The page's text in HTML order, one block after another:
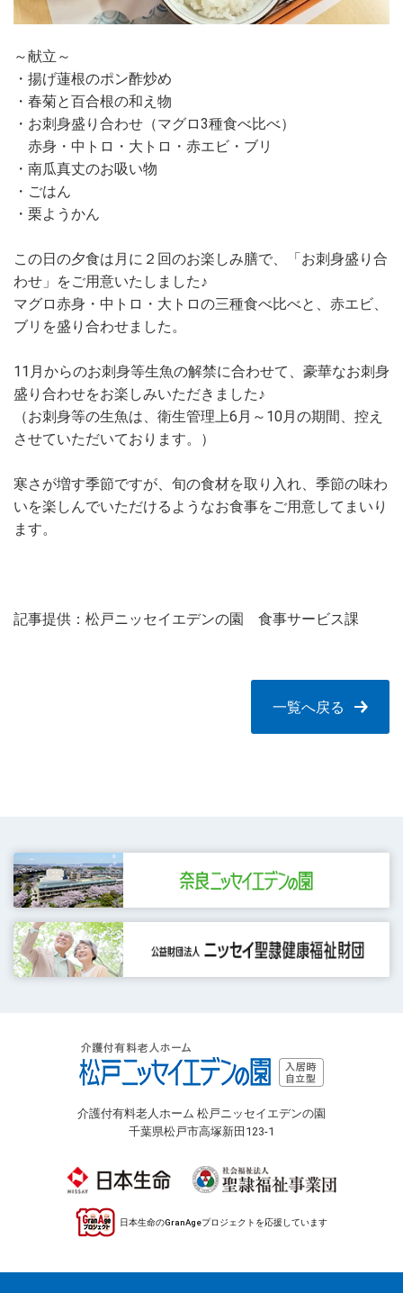
～献立～
・揚げ蓮根のポン酢炒め
・春菊と百合根の和え物
・お刺身盛り合わせ（マグロ3種食べ比べ）
赤身・中トロ・大トロ・赤エビ・ブリ
・南瓜真丈のお吸い物
・ごはん
・栗ようかん
この日の夕食は月に２回のお楽しみ膳で、「お刺身盛り合
わせ」をご用意いたしました♪
マグロ赤身・中トロ・大トロの三種食べ比べと、赤エビ、
ブリを盛り合わせました。
11月からのお刺身等生魚の解禁に合わせて、豪華なお刺身
盛り合わせをお楽しみいただきました♪
（お刺身等の生魚は、衛生管理上6月～10月の期間、控え
させていただいております。）
寒さが増す季節ですが、旬の食材を取り入れ、季節の味わ
いを楽しんでいただけるようなお食事をご用意してまいり
ます。
記事提供：松戸ニッセイエデンの園 食事サービス課
一覧へ戻る
介護付有料老人ホーム 松戸ニッセイエデンの園
千葉県松戸市高塚新田123-1
日本生命のGranAgeプロジェクトを応援しています